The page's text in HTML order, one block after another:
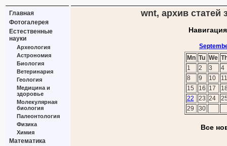
Главная
Фотогалерея
Естественные
науки
Археология
Астрономия
Биология
Ветеринария
Геология
Медицина и
здоровье
Молекулярная
биология
Палеонтология
Физика
Химия
Математика
wnt, архив статей
Mn Tu We
1
2 3
4
8
9 10
11
15
16 17
22
23 24
29
30
Все